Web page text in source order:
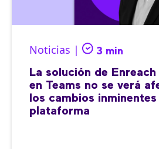
Noticias | 3 min
La solución de
en Teams no se verá
los cambios
plataforma